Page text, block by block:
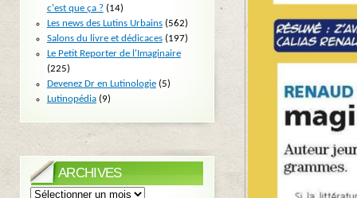
c'est que ça ?(14)
Les news des Lutins Urbains(562)
Salons du livre et dédicaces(197)
Le Petit Reporter de l'Imaginaire
(225)
Devenez Dr en Lutinologie(5)
Lutinopédia(9)
ARCHIVES
Archives